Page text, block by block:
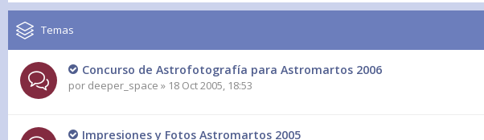
Temas
Concurso de Astrofotografía para Astromartos 2006
por deeper_space » 18 Oct 2005, 18:53
Impresiones y Fotos Astromartos 2005